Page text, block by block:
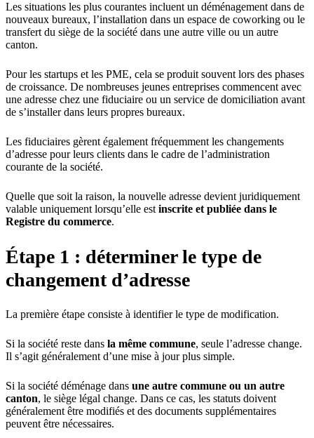
Les situations les plus courantes incluent un déménagement dans de
nouveaux bureaux, l’installation dans un espace de coworking ou le
transfert du siège de la société dans une autre ville ou un autre
canton.
Pour les startups et les PME, cela se produit souvent lors des phases
de croissance. De nombreuses jeunes entreprises commencent avec
une adresse chez une fiduciaire ou un service de domiciliation avant
de s’installer dans leurs propres bureaux.
Les fiduciaires gèrent également fréquemment les changements
d’adresse pour leurs clients dans le cadre de l’administration
courante de la société.
Quelle que soit la raison, la nouvelle adresse devient juridiquement
valable uniquement lorsqu’elle est inscrite et publiée dans le
Registre du commerce.
Étape 1 : déterminer le type de
changement d’adresse
La première étape consiste à identifier le type de modification.
Si la société reste dans la même commune, seule l’adresse change.
Il s’agit généralement d’une mise à jour plus simple.
Si la société déménage dans une autre commune ou un autre
canton, le siège légal change. Dans ce cas, les statuts doivent
généralement être modifiés et des documents supplémentaires
peuvent être nécessaires.